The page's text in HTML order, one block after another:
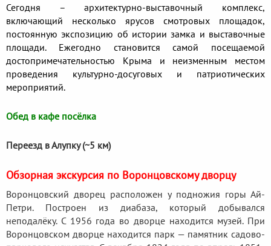
Сегодня – архитектурно-выставочный комплекс,
включающий несколько ярусов смотровых площадок,
постоянную экспозицию об истории замка и выставочные
площади. Ежегодно становится самой посещаемой
достопримечательностью Крыма и неизменным местом
проведения культурно-досуговых и патриотических
мероприятий.
Обед в кафе посёлка
Переезд в Алупку (~5 км)
Обзорная экскурсия по Воронцовскому дворцу
Воронцовский дворец расположен у подножия горы Ай-
Петри. Построен из диабаза, который добывался
неподалёку. С 1956 года во дворце находится музей. При
Воронцовском дворце находится парк — памятник садово-